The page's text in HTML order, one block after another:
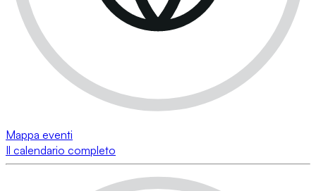
Mappa eventi
Il calendario completo